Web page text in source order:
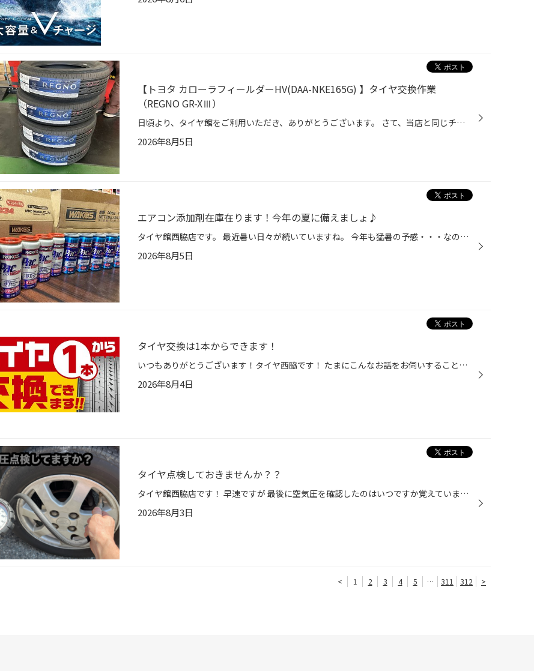
【トヨタ カローラフィールダーHV(DAA-NKE165G) 】タイヤ交換作業
（REGNO GR-XⅢ）
日頃より、タイヤ館をご利用いただき、ありがとうございます。 さて、当店と同じチェーン店の近隣タイヤ館店舗で作業いたしましたタイヤ交換をご紹介します。 （WEB掲載をご快諾いただきましたお客様！大変感謝しております。 いつもご愛顧いただき誠にありがとうございます！！） おクルマ：トヨタ...
2026年8月5日
エアコン添加剤在庫在ります！今年の夏に備えましょ♪
タイヤ館西脇店です。 最近暑い日々が続いていますね。 今年も猛暑の予感・・・なので！ エアコン添加剤！在庫あります！ 『WAKO'S パワーエアコン PAC1234』 こちらの商品は これまでのエアコンシステムに使用していた特定フロンや代替フロンは、 地球温暖化や環境問題から排出や使用が制限されて...
2026年8月5日
タイヤ交換は1本からできます！
いつもありがとうございます！タイヤ西脇です！ たまにこんなお話をお伺いすることがあります。 「タイヤは4本で展示されていることが多いけど、1本でも買えるの？」 安心してください！１本からでも販売しております！ もちろん２本だけ３本だけの端数での交換もできます！ 1本交換された後に２本...
2026年8月4日
タイヤ点検しておきませんか？？
タイヤ館西脇店です！ 早速ですが 最後に空気圧を確認したのはいつですか覚えていますか？ 通常の空気はひと月に1回 窒素ガスで2～3か月に1回 空気圧点検できていますか？ タイヤ館では空気圧点検を完全無料で行っています。 ※窒素ガスへの入れ替えは有料 空気圧ついでのタイヤ点検も実施しています...
2026年8月3日
< 1 2 3 4 5 … 311 312 >